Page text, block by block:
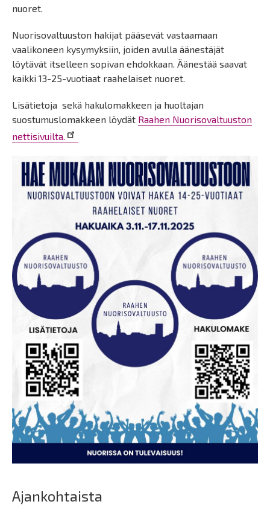
nuoret.
Nuorisovaltuuston hakijat pääsevät vastaamaan
vaalikoneen kysymyksiin, joiden avulla äänestäjät
löytävät itselleen sopivan ehdokkaan. Äänestää saavat
kaikki 13-25-vuotiaat raahelaiset nuoret.
Lisätietoja sekä hakulomakkeen ja huoltajan
suostumuslomakkeen löydät Raahen Nuorisovaltuuston
nettisivuilta.
Ajankohtaista